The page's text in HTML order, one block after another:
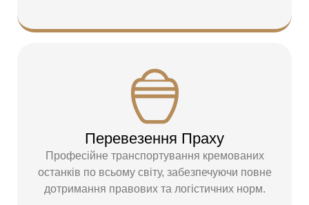
Перевезення Праху
Професійне транспортування кремованих
останків по всьому світу, забезпечуючи повне
дотримання правових та логістичних норм.